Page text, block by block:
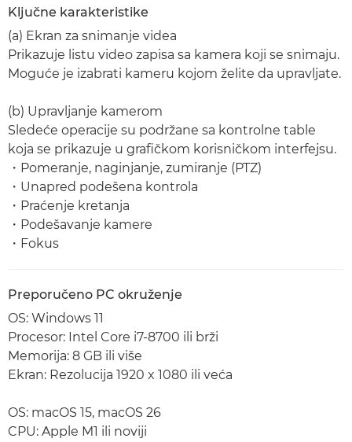
Ključne karakteristike
(a) Ekran za snimanje videa
Prikazuje listu video zapisa sa kamera koji se snimaju.
Moguće je izabrati kameru kojom želite da upravljate.
(b) Upravljanje kamerom
Sledeće operacije su podržane sa kontrolne table
koja se prikazuje u grafičkom korisničkom interfejsu.
・Pomeranje, naginjanje, zumiranje (PTZ)
・Unapred podešena kontrola
・Praćenje kretanja
・Podešavanje kamere
・Fokus
Preporučeno PC okruženje
OS: Windows 11
Procesor: Intel Core i7-8700 ili brži
Memorija: 8 GB ili više
Ekran: Rezolucija 1920 x 1080 ili veća
OS: macOS 15, macOS 26
CPU: Apple M1 ili noviji